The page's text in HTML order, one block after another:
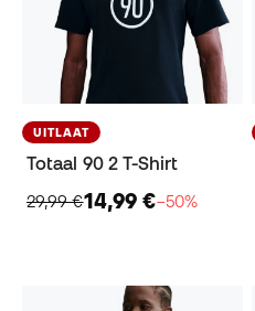
UITLAAT
Totaal 90 2 T-Shirt
29,99 €14,99 €−50%